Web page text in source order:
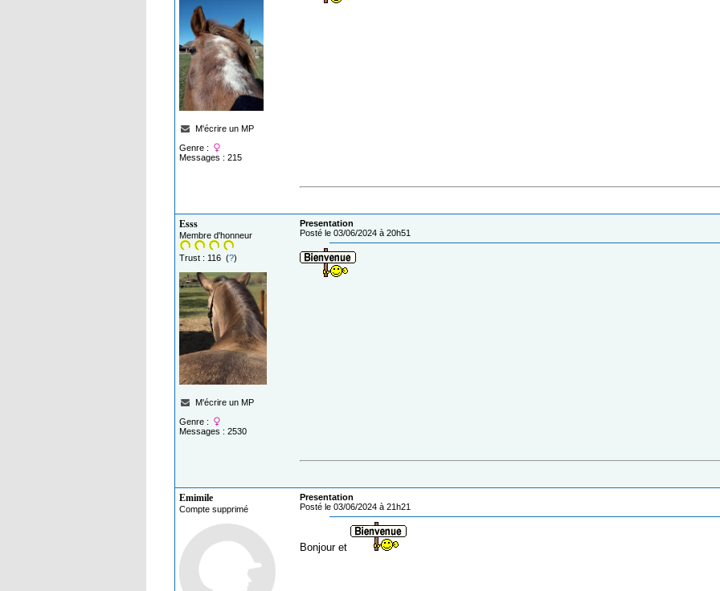
M'écrire un MP
Genre :
Messages : 215
Esss
Membre d'honneur
Trust : 116 (?)
M'écrire un MP
Genre :
Messages : 2530
Presentation
Posté le 03/06/2024 à 20h51
Emimile
Compte supprimé
Presentation
Posté le 03/06/2024 à 21h21
Bonjour et